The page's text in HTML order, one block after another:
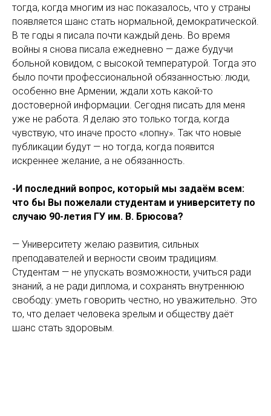
тогда, когда многим из нас показалось, что у страны
появляется шанс стать нормальной, демократической.
В те годы я писала почти каждый день. Во время
войны я снова писала ежедневно — даже будучи
больной ковидом, с высокой температурой. Тогда это
было почти профессиональной обязанностью: люди,
особенно вне Армении, ждали хоть какой-то
достоверной информации. Сегодня писать для меня
уже не работа. Я делаю это только тогда, когда
чувствую, что иначе просто «лопну». Так что новые
публикации будут — но тогда, когда появится
искреннее желание, а не обязанность.
-И последний вопрос, который мы задаём всем:
что бы Вы пожелали студентам и университету по
случаю 90-летия ГУ им. В. Брюсова?
— Университету желаю развития, сильных
преподавателей и верности своим традициям.
Студентам — не упускать возможности, учиться ради
знаний, а не ради диплома, и сохранять внутреннюю
свободу: уметь говорить честно, но уважительно. Это
то, что делает человека зрелым и обществу даёт
шанс стать здоровым.